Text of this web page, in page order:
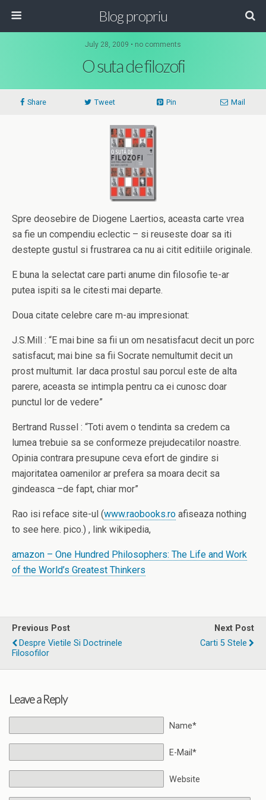
Blog propriu
July 28, 2009 • no comments
O suta de filozofi
Share Tweet Pin Mail
Spre deosebire de Diogene Laertios, aceasta carte vrea
sa fie un compendiu eclectic – si reuseste doar sa iti
destepte gustul si frustrarea ca nu ai citit editiile originale.
E buna la selectat care parti anume din filosofie te-ar
putea ispiti sa le citesti mai departe.
Doua citate celebre care m-au impresionat:
J.S.Mill : “E mai bine sa fii un om nesatisfacut decit un porc
satisfacut; mai bine sa fii Socrate nemultumit decit un
prost multumit. Iar daca prostul sau porcul este de alta
parere, aceasta se intimpla pentru ca ei cunosc doar
punctul lor de vedere”
Bertrand Russel : “Toti avem o tendinta sa credem ca
lumea trebuie sa se conformeze prejudecatilor noastre.
Opinia contrara presupune ceva efort de gindire si
majoritatea oamenilor ar prefera sa moara decit sa
gindeasca –de fapt, chiar mor”
Rao isi reface site-ul (www.raobooks.ro afiseaza nothing
to see here. pico.) , link wikipedia,
amazon – One Hundred Philosophers: The Life and Work
of the World’s Greatest Thinkers
Previous Post
Despre Vietile Si Doctrinele
Filosofilor
Next Post
Carti 5 Stele
Leave a Reply
Name*
E-Mail*
Website